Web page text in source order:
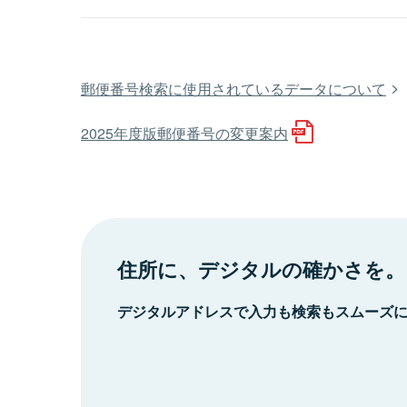
郵便番号検索に使用されているデータについて
2025年度版郵便番号の変更案内
住所に、デジタルの確かさを。
デジタルアドレスで入力も検索もスムーズ